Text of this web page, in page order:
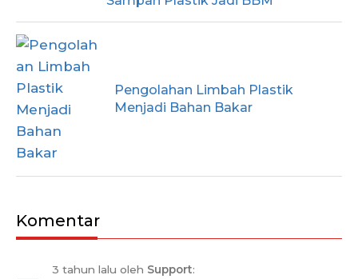
Pengolahan Limbah Plastik
Menjadi Bahan Bakar
Komentar
3 tahun lalu oleh Support: